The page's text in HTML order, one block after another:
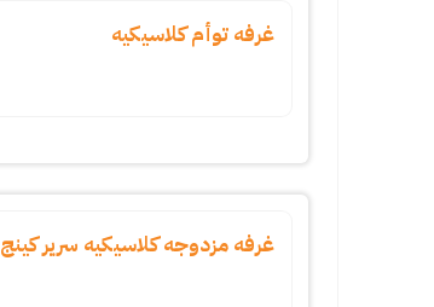
غرفه توأم كلاسيكيه
غرفه مزدوجه كلاسيكيه سرير كينج